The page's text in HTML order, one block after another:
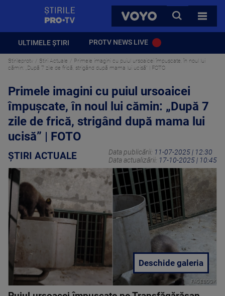
VOYO
CAUTA
TOATE
ULTIMELE ȘTIRI PROTV NEWS LIVE
Stirileprotv Știri Actuale
Primele imagini cu puiul ursoaicei împușcate, în noul lui
cămin: „După 7 zile de frică, strigând după mama lui ucisă” | FOTO
Primele imagini cu puiul ursoaicei
împușcate, în noul lui cămin: „După 7
zile de frică, strigând după mama lui
ucisă” | FOTO
ȘTIRI ACTUALE Data publicării: 11-07-2025 | 12:30
Data actualizării: 17-10-2025 | 10:45
FACEBOOK
Deschide galeria